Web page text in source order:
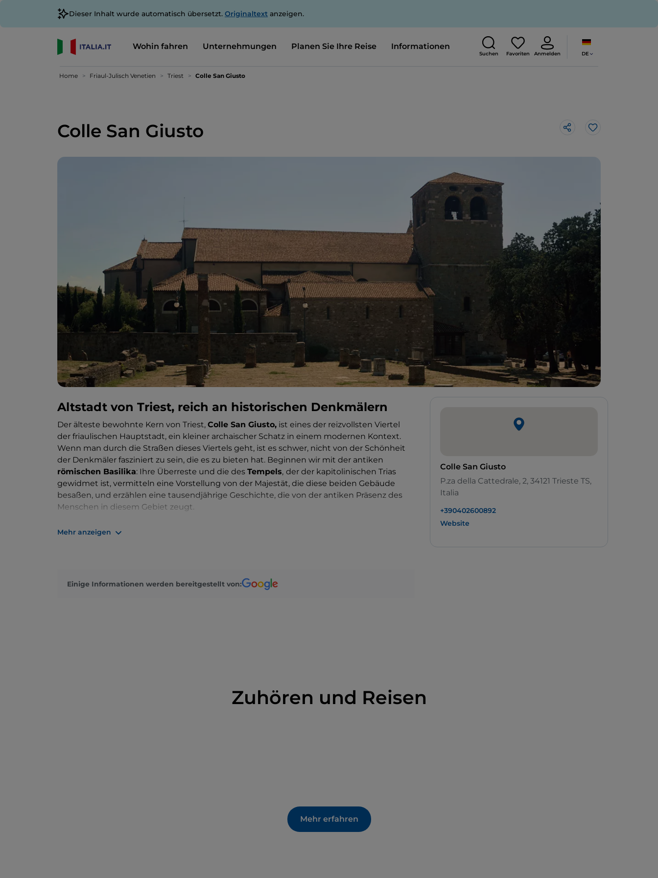
Dieser Inhalt wurde automatisch übersetzt. Originaltext anzeigen.
Wohin fahren Unternehmungen Planen Sie Ihre Reise Informationen
Suchen Favoriten Anmelden DE
Home Friaul-Julisch Venetien Triest Colle San Giusto
Colle San Giusto Like
Altstadt von Triest, reich an historischen Denkmälern
Der älteste bewohnte Kern von Triest, Colle San Giusto, ist eines der reizvollsten Viertel
der friaulischen Hauptstadt, ein kleiner archaischer Schatz in einem modernen Kontext.
Wenn man durch die Straßen dieses Viertels geht, ist es schwer, nicht von der Schönheit
der Denkmäler fasziniert zu sein, die es zu bieten hat. Beginnen wir mit der antiken
römischen Basilika: Ihre Überreste und die des Tempels, der der kapitolinischen Trias
gewidmet ist, vermitteln eine Vorstellung von der Majestät, die diese beiden Gebäude
besaßen, und erzählen eine tausendjährige Geschichte, die von der antiken Präsenz des
Menschen in diesem Gebiet zeugt.
der Jahre zerstört und wieder aufgebaut wurde, bis zum letzten Eingriff, den Friedrich III.
DieBasilika San Giustoschließlich ist eines der wichtigsten und repräsentativsten
Gebäude von Triest. Mit ihrem gedrungenen Glockenturm, der 1343 von Randolfo de'
Mehr anzeigen
Einige Informationen werden bereitgestellt von:
Colle San Giusto
P.za della Cattedrale, 2, 34121 Trieste TS,
Italia
+390402600892
Website
Zuhören und Reisen
Mehr erfahren